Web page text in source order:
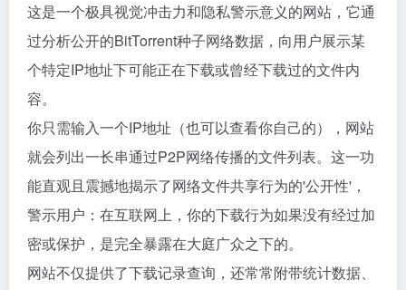
这是一个极具视觉冲击力和隐私警示意义的网站，它通
过分析公开的BitTorrent种子网络数据，向用户展示某
个特定IP地址下可能正在下载或曾经下载过的文件内
容。
你只需输入一个IP地址（也可以查看你自己的），网站
就会列出一长串通过P2P网络传播的文件列表。这一功
能直观且震撼地揭示了网络文件共享行为的'公开性'，
警示用户：在互联网上，你的下载行为如果没有经过加
密或保护，是完全暴露在大庭广众之下的。
网站不仅提供了下载记录查询，还常常附带统计数据、